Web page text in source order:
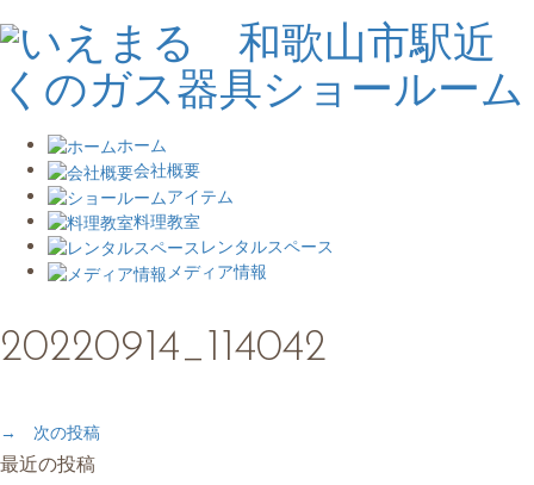
ホーム
会社概要
アイテム
料理教室
レンタルスペース
メディア情報
20220914_114042
→ 次の投稿
最近の投稿